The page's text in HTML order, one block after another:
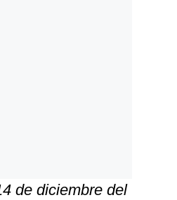
de diciembre del